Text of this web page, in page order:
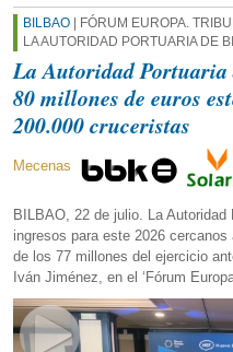
BILBAO | FÓRUM EUROPA.
LA AUTORIDAD PORTUARIA DE
La Autoridad Portuaria
80 millones de euros
200.000 cruceristas
Mecenas
BILBAO, 22 de julio. La
ingresos para este 2026
de los 77 millones del ejercicio
Iván Jiménez, en el ‘Fórum